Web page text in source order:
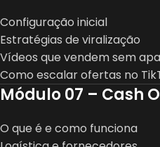
Configuração inicial
Estratégias de viralização
Vídeos que vendem sem
Como escalar ofertas no
Módulo 07 – Cash
O que é e como funciona